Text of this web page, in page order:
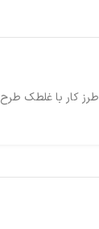
طرز کار با غلطک طرح